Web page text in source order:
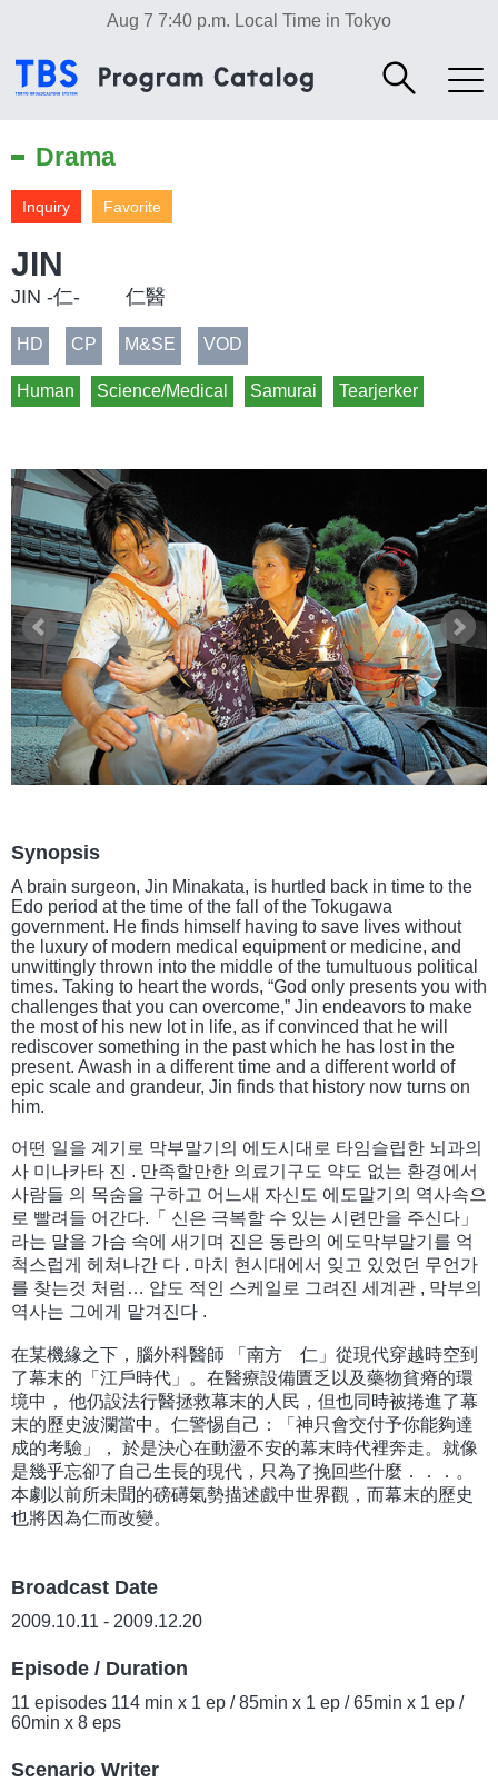
Aug 7 7:40 p.m. Local Time in Tokyo
Drama
Favorite
Inquiry
JIN
JIN -仁- 仁醫
HD CP M&SE VOD
Human Science/Medical Samurai Tearjerker
Synopsis
A brain surgeon, Jin Minakata, is hurtled back in time to the
Edo period at the time of the fall of the Tokugawa
government. He finds himself having to save lives without
the luxury of modern medical equipment or medicine, and
unwittingly thrown into the middle of the tumultuous political
times. Taking to heart the words, “God only presents you with
challenges that you can overcome,” Jin endeavors to make
the most of his new lot in life, as if convinced that he will
rediscover something in the past which he has lost in the
present. Awash in a different time and a different world of
epic scale and grandeur, Jin finds that history now turns on
him.
어떤 일을 계기로 막부말기의 에도시대로 타임슬립한 뇌과의
사 미나카타 진 . 만족할만한 의료기구도 약도 없는 환경에서
사람들 의 목숨을 구하고 어느새 자신도 에도말기의 역사속으
로 빨려들 어간다.「 신은 극복할 수 있는 시련만을 주신다」
라는 말을 가슴 속에 새기며 진은 동란의 에도막부말기를 억
척스럽게 헤쳐나간 다 . 마치 현시대에서 잊고 있었던 무언가
를 찾는것 처럼… 압도 적인 스케일로 그려진 세계관 , 막부의
역사는 그에게 맡겨진다 .
在某機緣之下，腦外科醫師 「南方 仁」從現代穿越時空到
了幕末的「江戶時代」。在醫療設備匱乏以及藥物貧瘠的環
境中， 他仍設法行醫拯救幕末的人民，但也同時被捲進了幕
末的歷史波瀾當中。仁警惕自己：「神只會交付予你能夠達
成的考驗」， 於是決心在動盪不安的幕末時代裡奔走。就像
是幾乎忘卻了自己生長的現代，只為了挽回些什麼．．．。
本劇以前所未聞的磅礡氣勢描述戲中世界觀，而幕末的歷史
也將因為仁而改變。
Broadcast Date
2009.10.11 - 2009.12.20
Episode / Duration
11 episodes 114 min x 1 ep / 85min x 1 ep / 65min x 1 ep /
60min x 8 eps
Scenario Writer